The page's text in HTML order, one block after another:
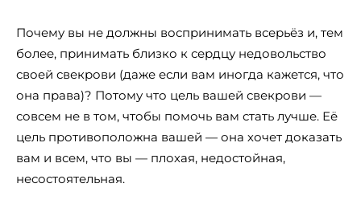
Почему вы не должны воспринимать всерьёз и, тем
более, принимать близко к сердцу недовольство
своей свекрови (даже если вам иногда кажется, что
она права)? Потому что цель вашей свекрови —
совсем не в том, чтобы помочь вам стать лучше. Её
цель противоположна вашей — она хочет доказать
вам и всем, что вы — плохая, недостойная,
несостоятельная.